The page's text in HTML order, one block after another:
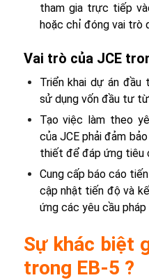
tham gia trực tiếp
hoặc chỉ đóng vai trò
Vai trò của JCE
Triển khai dự án
sử dụng vốn đầu tư từ
Tạo việc làm theo
của JCE phải đảm
thiết để đáp ứng tiêu
Cung cấp báo cáo
cập nhật tiến độ và
ứng các yêu cầu pháp
Sự khác biệt
trong EB-5 ?